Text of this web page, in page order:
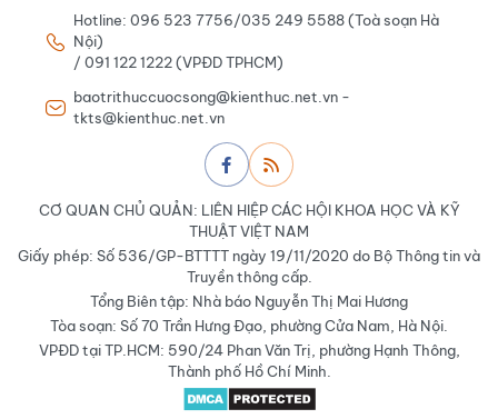
Hotline: 096 523 7756/035 249 5588 (Toà soạn Hà
Nội)
/ 091 122 1222 (VPĐD TPHCM)
baotrithuccuocsong@kienthuc.net.vn -
tkts@kienthuc.net.vn
CƠ QUAN CHỦ QUẢN: LIÊN HIỆP CÁC HỘI KHOA HỌC VÀ KỸ
THUẬT VIỆT NAM
Giấy phép: Số 536/GP-BTTTT ngày 19/11/2020 do Bộ Thông tin và
Truyền thông cấp.
Tổng Biên tập: Nhà báo Nguyễn Thị Mai Hương
Tòa soạn: Số 70 Trần Hưng Đạo, phường Cửa Nam, Hà Nội.
VPĐD tại TP.HCM: 590/24 Phan Văn Trị, phường Hạnh Thông,
Thành phố Hồ Chí Minh.